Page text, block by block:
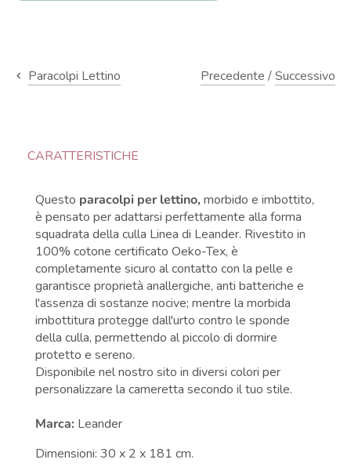
Paracolpi Lettino Precedente /Successivo
CARATTERISTICHE
Questo paracolpi per lettino,morbido e imbottito,
è pensato per adattarsi perfettamente alla forma
squadrata della culla Linea di Leander. Rivestito in
100% cotone certificato Oeko-Tex, è
completamente sicuro al contatto con la pelle e
garantisce proprietà anallergiche, anti batteriche e
l'assenza di sostanze nocive; mentre la morbida
imbottitura protegge dall'urto contro le sponde
della culla, permettendo al piccolo di dormire
protetto e sereno.
Disponibile nel nostro sito in diversi colori per
personalizzare la cameretta secondo il tuo stile.
Marca: Leander
Dimensioni: 30 x 2 x 181 cm.